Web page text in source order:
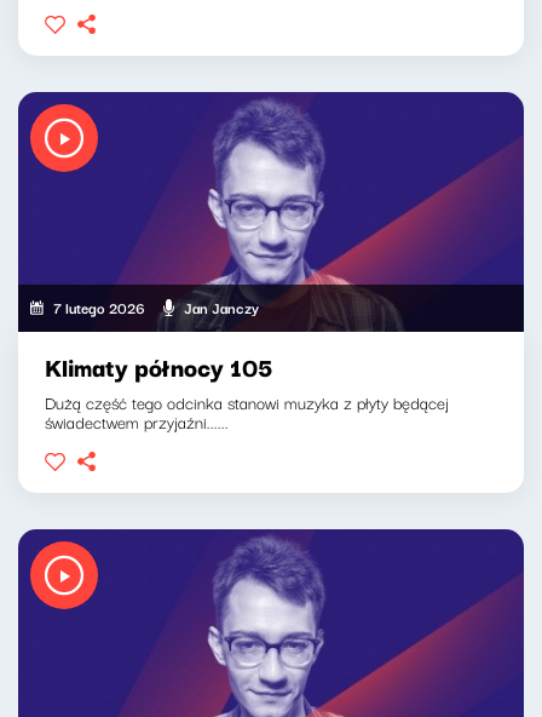
7 lutego 2026 Jan Janczy
Klimaty północy 105
Dużą część tego odcinka stanowi muzyka z płyty będącej
świadectwem przyjaźni......